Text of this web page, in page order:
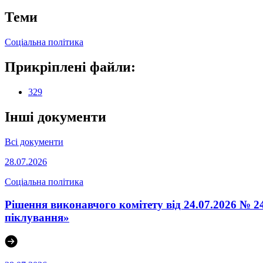
Теми
Соціальна політика
Прикріплені файли:
329
Інші документи
Всі документи
28.07.2026
Соціальна політика
Рішення виконавчого комітету від 24.07.2026 №
піклування»